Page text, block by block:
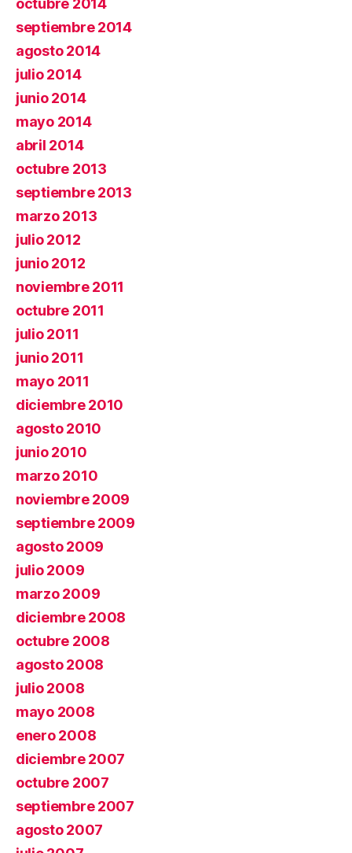
octubre 2014
septiembre 2014
agosto 2014
julio 2014
junio 2014
mayo 2014
abril 2014
octubre 2013
septiembre 2013
marzo 2013
julio 2012
junio 2012
noviembre 2011
octubre 2011
julio 2011
junio 2011
mayo 2011
diciembre 2010
agosto 2010
junio 2010
marzo 2010
noviembre 2009
septiembre 2009
agosto 2009
julio 2009
marzo 2009
diciembre 2008
octubre 2008
agosto 2008
julio 2008
mayo 2008
enero 2008
diciembre 2007
octubre 2007
septiembre 2007
agosto 2007